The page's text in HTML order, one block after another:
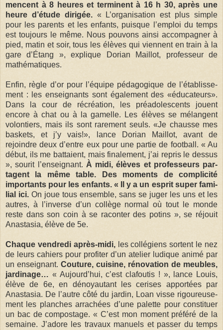
mencent à 8 heures et ter­minent à 16 h 30, après une
heure d’étude diri­gée.« L’orga­ni­sa­tion est plus simple
pour les parents et les enfants, puisque l’emploi du temps
est tou­jours le même. Nous pou­vons ainsi accom­pa­gner à
pied, matin et soir, tous les élèves qui viennent en train à la
gare d’Étang », explique Dorian Maillot, pro­fes­seur de
mathé­ma­tiques.
Enfin, règle d’or pour l’équipe péda­go­gique de l’éta­blis­se­
ment : les ensei­gnants sont éga­le­ment des «édu­ca­teurs».
Dans la cour de récréa­tion, les pré­ado­les­cents jouent
encore à chat ou à la gamelle. Les élèves se mélangent
volon­tiers, mais ils sont rare­ment seuls. «Je chausse mes
bas­kets, et j’y vais!», lance Dorian Maillot, avant de
rejoindre deux d’entre eux pour une par­tie de foot­ball. « Au
début, ils me bat­taient, mais fina­le­ment, j’ai repris le des­sus
», sou­rit l’ensei­gnant. À midi, élèves et pro­fes­seurs par­
tagent la même table. Des moments de com­pli­cité
impor­tants pour les enfants. « Il y a un esprit super fami­
lial ici. On joue tous ensemble, sans se juger les uns et les
autres, à l’inverse d’un col­lège nor­mal où tout le monde
reste dans son coin à se racon­ter des potins », se réjouit
Anas­ta­sia, élève de 5e.
Chaque ven­dredi après-midi, les col­lé­giens sortent le nez
de leurs cahiers pour pro­fi­ter d’un ate­lier ludique animé par
un ensei­gnant. Cou­ture, cui­sine, réno­va­tion de meubles,
jar­di­nage… « Aujourd’hui, c’est cla­fou­tis ! », lance Louis,
élève de 6e, en dénoyau­tant les cerises appor­tées par
Anas­ta­sia. De l’autre côté du jar­din, Loan visse rigou­reu­se­
ment les planches arra­chées d’une palette pour consti­tuer
un bac de com­pos­tage. « C’est mon moment pré­féré de la
semaine. J’adore les tra­vaux manuels et pas­ser du temps